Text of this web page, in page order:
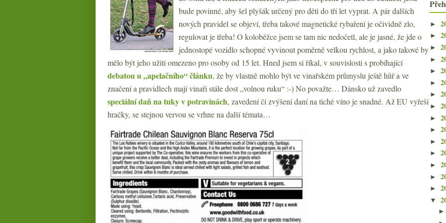
bude povinné, aby šel plyšák určený pro děti do tří let vyprat. A pár dalších
nových pravidel se objeví, třeba takové magnetické rybaření je očividně zlo,
regulovat je třeba! O koloběžce jsem se tam nic nedočetl, ale je jasné, že jde o
jednostopé vozidlo schopné vyvinout poměrně velkou rychlost, a jako takové by
mělo být jeho užití omezeno pro osoby od 15 let. Hned jsem si říkal, v souvislosti s probíhající
debatou u „apelačního“ článku, že by vlastně mohlo být ve vinařském průmyslu ještě hůř a ve
značení a pravidlech mají vinaři stále dost „volnou ruku“ :-) No považte… Dánsko už zavedlo
speciální daň na tuky v potravinách, zavedení či zvýšení daní na tiché víno je snadné. Až EU vyřeší
hračky, se stejnou vervou se vrhne na další témata…
►
►
►
►
►
►
►
►
►
►
►
►
►
►
►
▼